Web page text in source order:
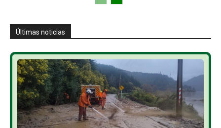
Últimas noticias